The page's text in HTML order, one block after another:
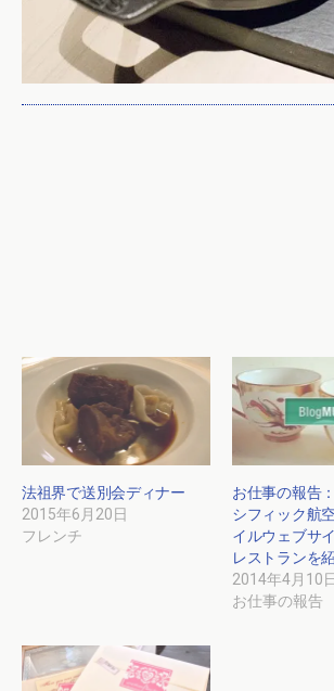
法祖界で送別会ディナー
2015年6月20日
フレンチ
お仕事の報告
シフィック航
イルウェブサ
レストランを
2014年4月10日
お仕事の報告